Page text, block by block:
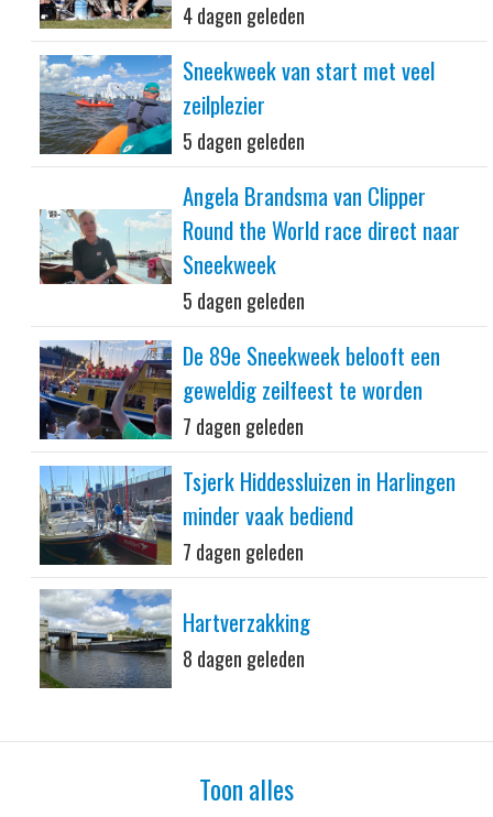
4 dagen geleden
Sneekweek van start met veel
zeilplezier
5 dagen geleden
Angela Brandsma van Clipper
Round the World race direct naar
Sneekweek
5 dagen geleden
De 89e Sneekweek belooft een
geweldig zeilfeest te worden
7 dagen geleden
Tsjerk Hiddessluizen in Harlingen
minder vaak bediend
7 dagen geleden
Hartverzakking
8 dagen geleden
Toon alles